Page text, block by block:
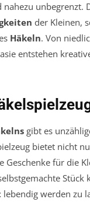
unbegrenzt.
der Kleinen,
Häkeln. Von
entstehen
gibt es
bietet nicht
Geschenke für die
lebendig werden zu